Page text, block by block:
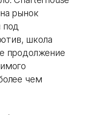
рынок
под
школа
продолжение
чем